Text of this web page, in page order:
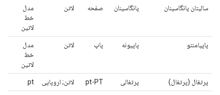
سالیتان پانگاسینان پانگاسینان صفحه لاتن
مدل
خط
لاتین
پاپیامنتو پاپیونه پاپ لاتن
مدل
خط
لاتین
پرتغال (پرتغال) پرتغالی pt-PT لاتن; اروپایی pt